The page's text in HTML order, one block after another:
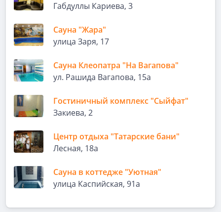
Габдуллы Кариева, 3
Сауна "Жара"
улица Заря, 17
Сауна Клеопатра "На Вагапова"
ул. Рашида Вагапова, 15а
Гостиничный комплекс "Сыйфат"
Закиева, 2
Центр отдыха "Татарские бани"
Лесная, 18а
Сауна в коттедже "Уютная"
улица Каспийская, 91а